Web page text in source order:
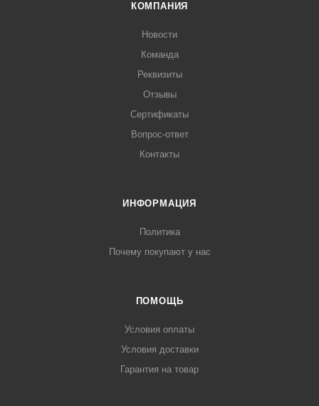
КОМПАНИЯ
Новости
Команда
Реквизиты
Отзывы
Сертификаты
Вопрос-ответ
Контакты
ИНФОРМАЦИЯ
Политика
Почему покупают у нас
ПОМОЩЬ
Условия оплаты
Условия доставки
Гарантия на товар